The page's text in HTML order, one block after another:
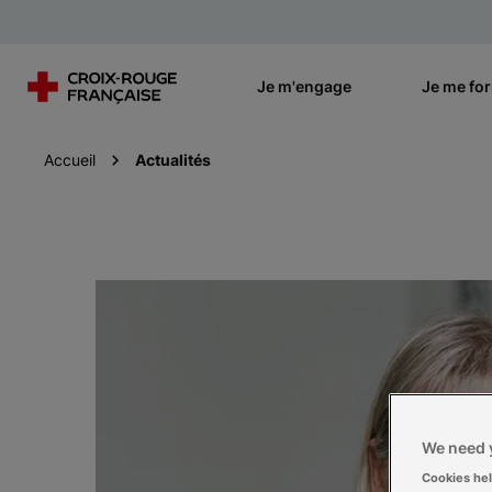
Je m'engage Je me
Accueil Actualités
We need
Cookies